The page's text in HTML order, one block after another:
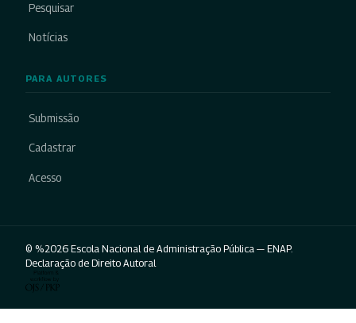
Pesquisar
Notícias
PARA AUTORES
Submissão
Cadastrar
Acesso
© %2026 Escola Nacional de Administração Pública — ENAP.
Declaração de Direito Autoral